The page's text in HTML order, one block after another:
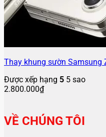
Thay khung sườn Samsung
Được xếp hạng 5 5 sao
2.800.000₫
VỀ CHÚNG TÔI